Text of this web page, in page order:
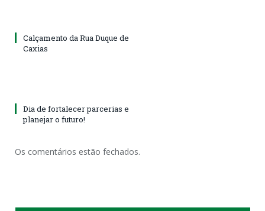
Calçamento da Rua Duque de
Caxias
Dia de fortalecer parcerias e
planejar o futuro!
Os comentários estão fechados.